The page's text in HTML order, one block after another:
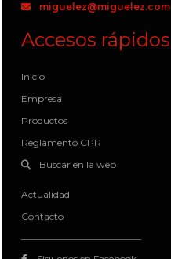
miguelez@miguelez.com
Accesos rápidos
Inicio
Empresa
Productos
Reglamento CPR
Buscar en la web
Actualidad
Contacto